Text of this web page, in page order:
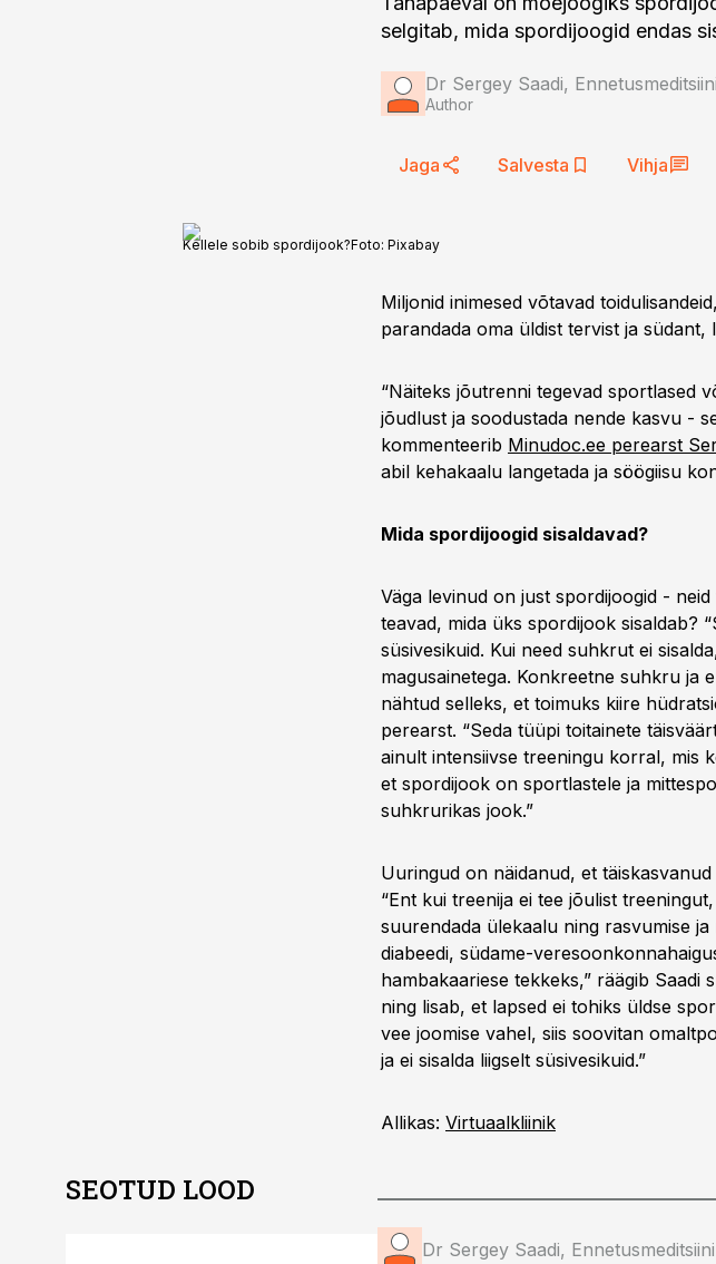
selgitab, mida spordijoogid endas
Dr Sergey Saadi,
Author
Jaga Salvesta Vihja
Kellele sobib spordijook?Foto: Pixabay
Miljonid inimesed võtavad
parandada oma üldist tervist ja südant,
“Näiteks jõutrenni tegevad sportlased
jõudlust ja soodustada nende kasvu -
kommenteerib Minudoc.ee perearst
abil kehakaalu langetada ja söögiisu
Mida spordijoogid sisaldavad?
Väga levinud on just spordijoogid -
teavad, mida üks spordijook sisaldab?
süsivesikuid. Kui need suhkrut ei
magusainetega. Konkreetne suhkru ja
nähtud selleks, et toimuks kiire
perearst. “Seda tüüpi toitainete
ainult intensiivse treeningu korral, mis
et spordijook on sportlastele ja
suhkrurikas jook.”
Uuringud on näidanud, et
“Ent kui treenija ei tee jõulist
suurendada ülekaalu ning rasvumise
diabeedi, südame-
hambakaariese tekkeks,” räägib Saadi
ning lisab, et lapsed ei tohiks üldse
vee joomise vahel, siis soovitan
ja ei sisalda liigselt süsivesikuid.”
Allikas: Virtuaalkliinik
Dr Sergey Saadi,
SEOTUD LOOD